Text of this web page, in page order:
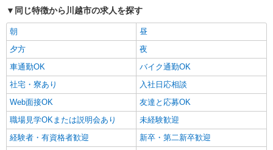
同じ特徴から川越市の求人を探す
朝
昼
夕方
夜
車通勤OK
バイク通勤OK
社宅・寮あり
入社日応相談
Web面接OK
友達と応募OK
職場見学OKまたは説明会あり
未経験歓迎
経験者・有資格者歓迎
新卒・第二新卒歓迎